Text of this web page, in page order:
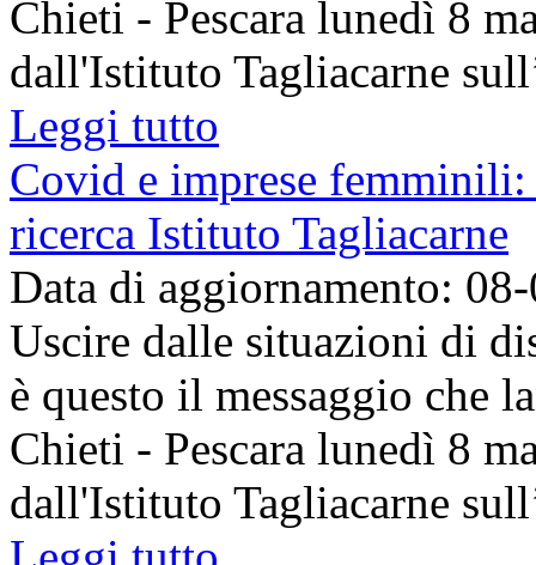
Chieti - Pescara lunedì 8
dall'Istituto Tagliacarne
Leggi tutto
Covid e imprese femminili:
ricerca Istituto Tagliacarne
Data di aggiornamento:
Uscire dalle situazioni di
è questo il messaggio che
Chieti - Pescara lunedì 8
dall'Istituto Tagliacarne